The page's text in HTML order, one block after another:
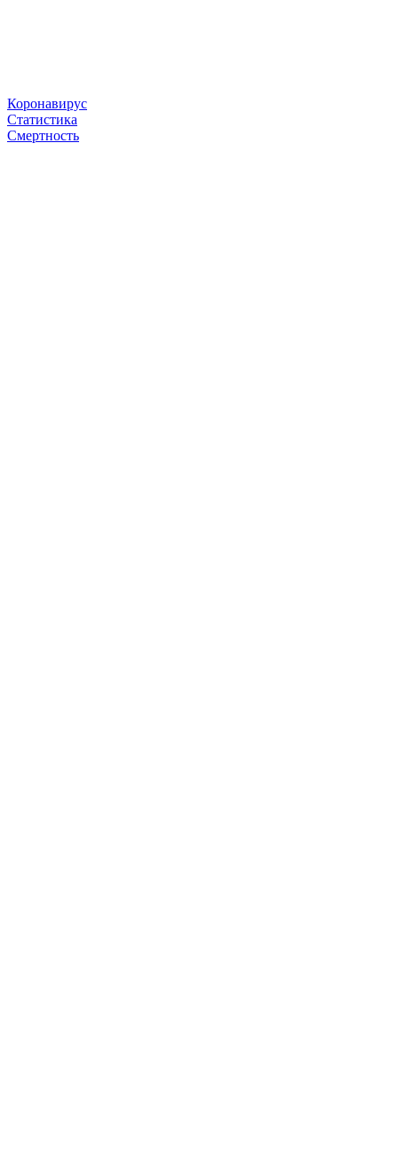
Коронавирус
Статистика
Смертность